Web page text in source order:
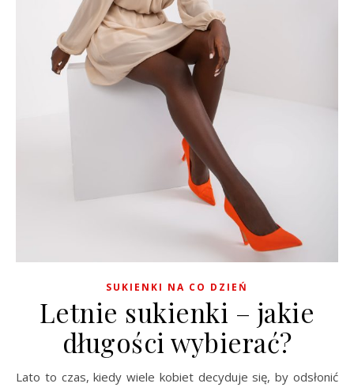
SUKIENKI NA CO DZIEŃ
Letnie sukienki – jakie
długości wybierać?
Lato to czas, kiedy wiele kobiet decyduje się, by odsłonić